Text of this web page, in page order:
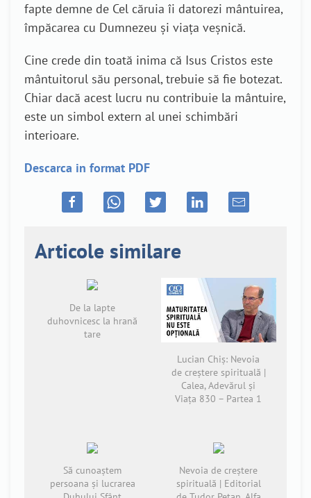
fapte demne de Cel căruia îi datorezi mântuirea,
împăcarea cu Dumnezeu și viața veșnică.
Cine crede din toată inima că Isus Cristos este
mântuitorul său personal, trebuie să fie botezat.
Chiar dacă acest lucru nu contribuie la mântuire,
este un simbol extern al unei schimbări
interioare.
Descarca in format PDF
Articole similare
De la lapte
duhovnicesc la hrană
tare
Lucian Chiș: Nevoia
de creștere spirituală |
Calea, Adevărul și
Viața 830 – Partea 1
Să cunoaștem
persoana și lucrarea
Nevoia de creștere
spirituală | Editorial